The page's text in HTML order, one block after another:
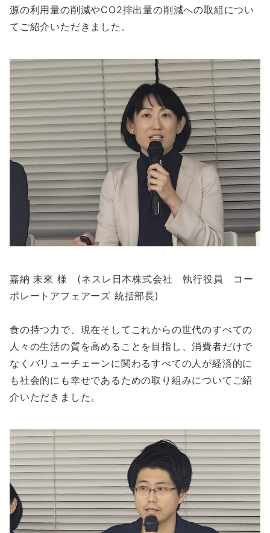
源の利用量の削減やCO2排出量の削減への取組につい
てご紹介いただきました。
嘉納 未來 様 (ネスレ日本株式会社 執行役員 コー
ポレートアフェアーズ 統括部長)
食の持つ力で、現在そしてこれからの世代のすべての
人々の生活の質を高めることを目指し、消費者だけで
なくバリューチェーンに関わるすべての人が経済的に
も社会的にも幸せであるための取り組みについてご紹
介いただきました。